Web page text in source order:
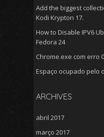
Add the biggest
Kodi Krypton 17.
How to Disable IPV6
Fedora 24
Chrome.exe com erro
Espaço ocupado pelo
ARCHIVES
abril 2017
março 2017